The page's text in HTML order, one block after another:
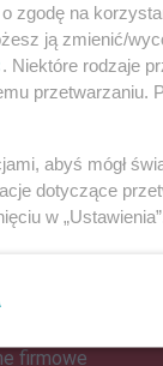
firmowe
zgodę na
ją zmienić/
. Niektóre rodzaje
przetwarzaniu.
abyś mógł
dotyczące
w